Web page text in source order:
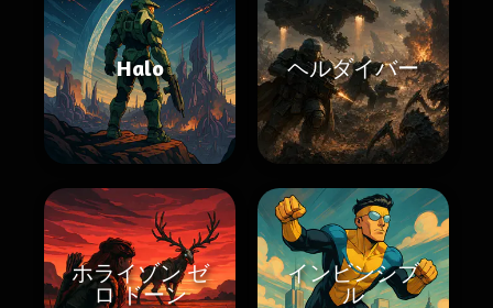
Halo ヘルダイバー
ホライゾン ゼ
ロ ドーン
インビンシブ
ル